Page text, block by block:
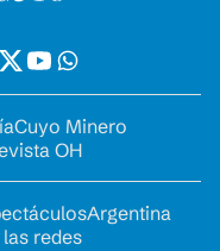
Cuyo Minero
OH
Argentina
las redes